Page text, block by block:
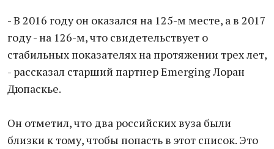
- В 2016 году он оказался на 125-м месте, а в 2017
году - на 126-м, что свидетельствует о
стабильных показателях на протяжении трех лет,
- рассказал старший партнер Emerging Лоран
Дюпаскье.
Он отметил, что два российских вуза были
близки к тому, чтобы попасть в этот список. Это